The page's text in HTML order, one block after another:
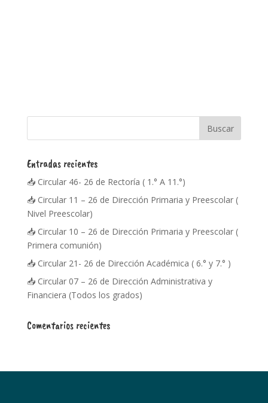
Entradas recientes
📥 Circular 46- 26 de Rectoría ( 1.° A 11.°)
📥 Circular 11 – 26 de Dirección Primaria y Preescolar (
Nivel Preescolar)
📥 Circular 10 – 26 de Dirección Primaria y Preescolar (
Primera comunión)
📥 Circular 21- 26 de Dirección Académica ( 6.° y 7.° )
📥 Circular 07 – 26 de Dirección Administrativa y
Financiera (Todos los grados)
Comentarios recientes